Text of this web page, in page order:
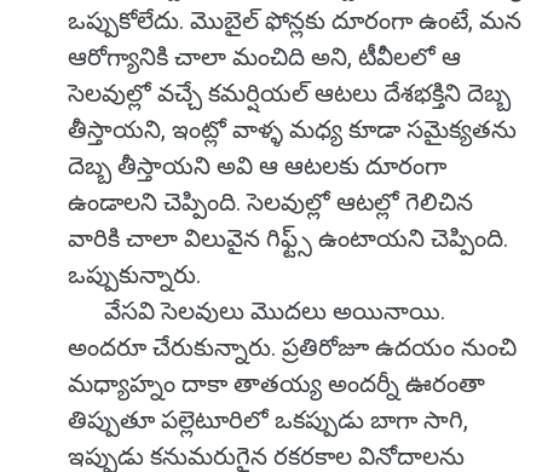
ఒప్పుకోలేదు. మొబైల్ ఫోన్లకు దూరంగా ఉంటే, మన
ఆరోగ్యానికి చాలా మంచిది అని, టీవీలలో ఆ
సెలవుల్లో వచ్చే కమర్షియల్ ఆటలు దేశభక్తిని దెబ్బ
తీస్తాయని, ఇంట్లో వాళ్ళ మధ్య కూడా సమైక్యతను
దెబ్బ తీస్తాయని అవి ఆ ఆటలకు దూరంగా
ఉండాలని చెప్పింది. సెలవుల్లో ఆటల్లో గెలిచిన
వారికి చాలా విలువైన గిఫ్ట్స్ ఉంటాయని చెప్పింది.
ఒప్పుకున్నారు.
వేసవి సెలవులు మొదలు అయినాయి.
అందరూ చేరుకున్నారు. ప్రతిరోజూ ఉదయం నుంచి
మధ్యాహ్నం దాకా తాతయ్య అందర్నీ ఊరంతా
తిప్పుతూ పల్లెటూరిలో ఒకప్పుడు బాగా సాగి,
ఇప్పుడు కనుమరుగైన రకరకాల వినోదాలను